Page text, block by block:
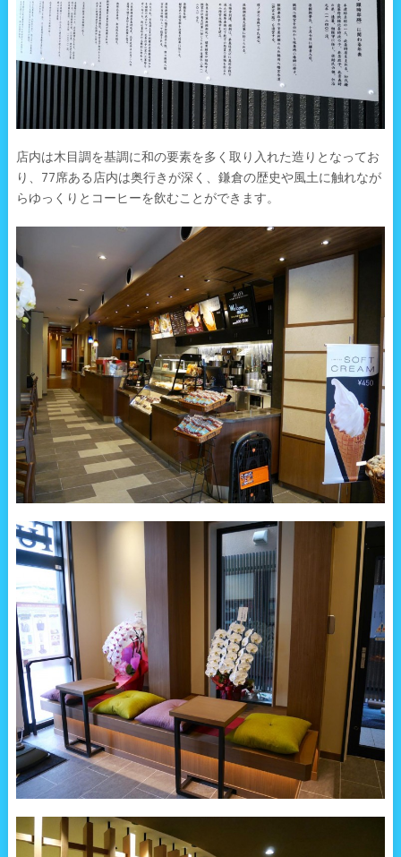
店内は木目調を基調に和の要素を多く取り入れた造りとなってお
り、77席ある店内は奥行きが深く、鎌倉の歴史や風土に触れなが
らゆっくりとコーヒーを飲むことができます。